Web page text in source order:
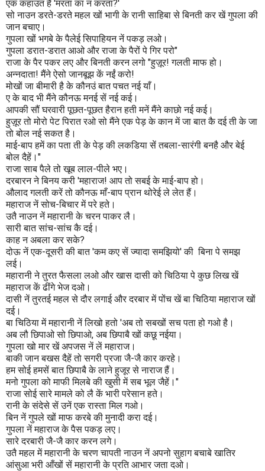
एक कहाउत है 'मरता का न करता?'
सो नाउन डरते-डरते महल खों भागी के रानी साहिबा से बिनती कर खें गुपला की
जान बचाए।
गुपला खों भगबे के पैलेई सिपाहियन नें पकड़ लओ।
गुपला डरात-डरात आओ और राजा के पैरों पे गिर परो"
राजा के पैर पकर लए और बिनती करन लगो "हुज़ूर! गलती माफ हो।
अन्नदाता! मैंने ऐसो जानबूझ कें नईं करो!
मोखों जा बीमारी है के कौनउं बात पचत नई याँ।
ए के बाद भी मैंने कौनऊ मनई सें नई कई।
आपकी सौं घरवारी पूछत-पूछत हैरान हती मनें मैंने काछो नई कई।
हुज़ूर तो मोरो पेट पिरात रओ सो मैंने एक पेड़ के कान में जा बात कै दई ती के जा
तो बोल नई सकत है।
माई-बाप हमें का पता ती के पेड़ की लकडिया सें तबला-सारंगी बनहै और बेई
बोल दैहें।"
राजा साब पैले तो खूब लाल-पीले भए।
दरबारन ने बिनय करी 'महाराज! आप तो सबई के माई-बाप हो।
औलाद गलती करें तो कौनऊ माँ-बाप प्रान थोरेई ले लेत हैं।
महाराज नें सोच-बिचार में परे हते।
उतै नाउन नें महारानी के चरन पाकर लै।
सारी बात सांच-सांच कै दई।
काह न अबला कर सके?
दोऊ नें एक-दूसरी की बात 'कम कए सें ज्यादा समझियो' की बिना पे समझ
लई।
महारानी ने तुरत फैसला लओ और खास दासी को चिठिया पे कुछ लिख खें
महाराज कें ढींगे भेज दओ।
दासी नें तुरतई महल से दौर लगाई और दरबार में पोंच खें बा चिठिया महाराज खों
दई।
बा चिठिया में महारानी नें लिखो हतो 'अब तो सबखों सच पता हो गओ है।
अब लौ छिपाओ सो छिपाओ, अब छिपाबै खों कछू नईया।
गुपला खो मार खें अपजस नें लें महाराज।
बाकी जान बखस दैहें तो सगरी प्रजा जै-जै कार करहे।
हम सोई हमसें बात छिपाबै के लाने हुजूर से नाराज हैं।
मनो गुपला को माफी मिलबे की खुसी में सब भूल जैहें।"
राजा सोई सारे मामले को लै कें भारी परेसान हते।
रानी के संदेसे सें उनें एक रास्ता मिल गओ।
बिन नें गुपले खों माफ करबे की मुनादी करा दई।
गुपला नें महाराज के पैस पकड़ लए।
सारे दरबारी जै-जै कार करन लगे।
उतै महल में महारानी के चरण चापती नाउन नें अपनो सुहाग बचाबे खातिर
आंसुआ भरी आँखों सें महारानी के प्रति आभार जता दओ।